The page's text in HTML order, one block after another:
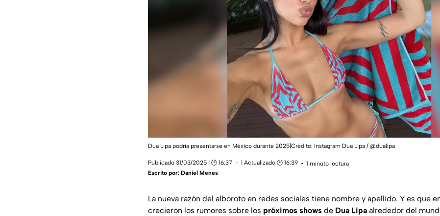
Dua Lipa podría presentarse en México durante 2025|Crédito: Instagram Dua Lipa / @dualipa
Publicado 31/03/2025 | 🕑 16:37 | Actualizado 🕑 16:39
1 minuto lectura
Escrito por: Daniel Menes
La nueva razón del alboroto en redes sociales tiene nombre y apellido. Y es que
crecieron los rumores sobre los próximos shows de Dua Lipa alrededor del